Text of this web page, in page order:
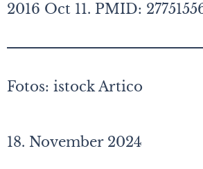
2016 Oct 11. PMID:
Fotos: istock Artico
18. November 2024